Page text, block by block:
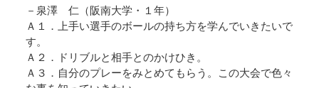
－泉澤 仁（阪南大学・１年）
Ａ１．上手い選手のボールの持ち方を学んでいきたいで
す。
Ａ２．ドリブルと相手とのかけひき。
Ａ３．自分のプレーをみとめてもらう。この大会で色々